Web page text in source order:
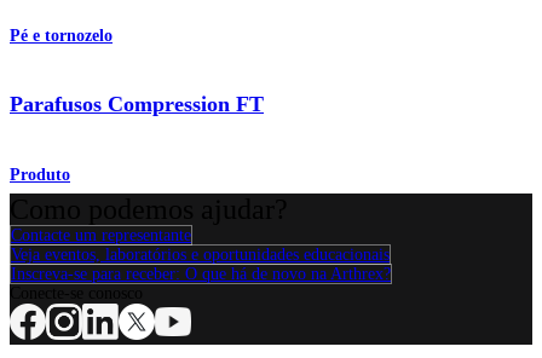
Pé e tornozelo
Parafusos Compression FT
Produto
Contacte um representante
Veja eventos, laboratórios e oportunidades educacionais
Inscreva-se para receber: O que há de novo na Arthrex?